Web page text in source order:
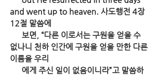
and went up to heaven. 사도행전 4장
12절 말씀에
없나니 천하 인간에 구원을 얻을 만한 다른
이름을 우리